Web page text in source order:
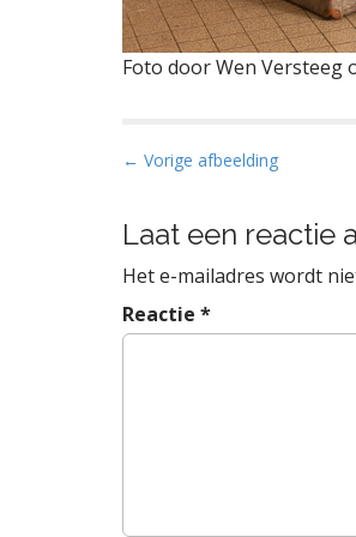
Foto door Wen Versteeg
B
r
i
c
h
t
← Vorige afbeelding
Laat een reactie
Het e-mailadres wordt
Reactie *